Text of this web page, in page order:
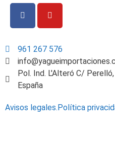
961 267 576
Pol. Ind. L'Alteró C/
España
Avisos legales.Política